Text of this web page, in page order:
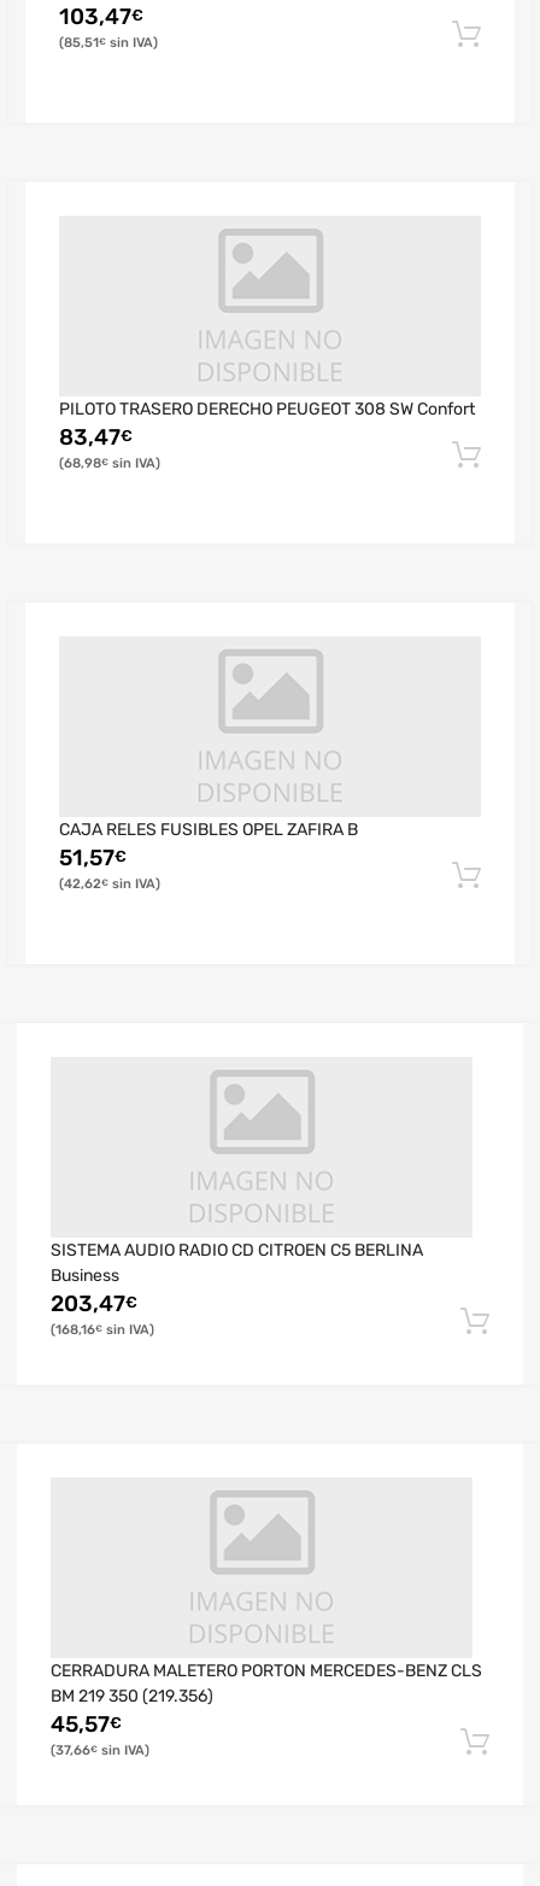
103,47€
85,51€
PILOTO TRASERO DERECHO PEUGEOT 308 SW Confort
83,47€
68,98€
CAJA RELES FUSIBLES OPEL ZAFIRA B
51,57€
42,62€
SISTEMA AUDIO RADIO CD CITROEN C5 BERLINA
Business
203,47€
168,16€
CERRADURA MALETERO PORTON MERCEDES-BENZ CLS
BM 219 350 (219.356)
45,57€
37,66€